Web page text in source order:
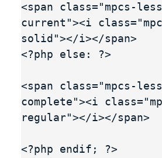
<span class="mpcs-
current"><i
solid"></i></span>
<?php else: ?>
<span class="mpcs-
complete"><i
regular"></i></span>
<?php endif; ?>